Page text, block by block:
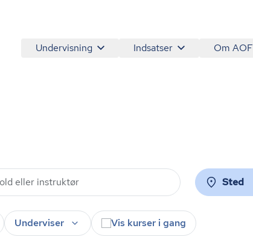
Undervisning Indsatser Om AOF
Sted
Underviser Vis kurser i gang